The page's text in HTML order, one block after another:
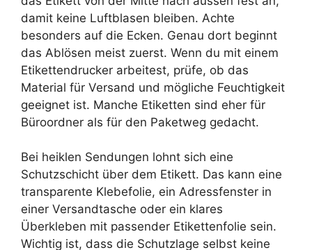
damit keine Luftblasen bleiben. Achte
besonders auf die Ecken. Genau dort beginnt
das Ablösen meist zuerst. Wenn du mit einem
Etikettendrucker arbeitest, prüfe, ob das
Material für Versand und mögliche Feuchtigkeit
geeignet ist. Manche Etiketten sind eher für
Büroordner als für den Paketweg gedacht.
Bei heiklen Sendungen lohnt sich eine
Schutzschicht über dem Etikett. Das kann eine
transparente Klebefolie, ein Adressfenster in
einer Versandtasche oder ein klares
Überkleben mit passender Etikettenfolie sein.
Wichtig ist, dass die Schutzlage selbst keine